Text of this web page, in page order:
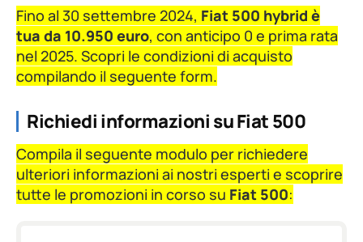
Fino al 30 settembre 2024, Fiat 500 hybrid è
tua da 10.950 euro, con anticipo 0 e prima rata
nel 2025. Scopri le condizioni di acquisto
compilando il seguente form.
Richiedi informazioni su Fiat 500
Compila il seguente modulo per richiedere
ulteriori informazioni ai nostri esperti e scoprire
tutte le promozioni in corso su Fiat 500: